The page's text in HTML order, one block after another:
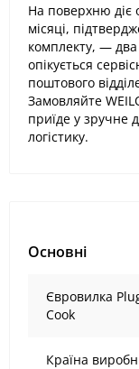
На поверхню діє
місяці,
комплекту, —
опікується
поштового
Замовляйте
приїде у зручне
логістику.
Основні
Євровилка
Cook
Країна